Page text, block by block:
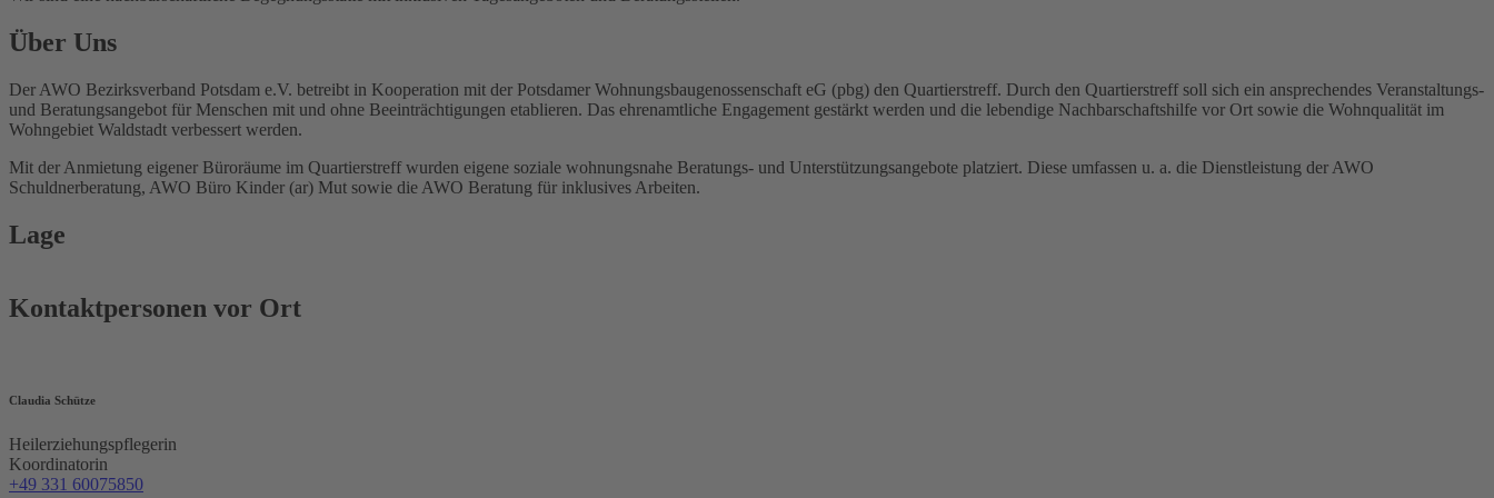
Über Uns
Der AWO Bezirksverband Potsdam e.V. betreibt in Kooperation mit der Potsdamer Wohnungsbaugenossenschaft eG (pbg) den Quartierstreff. Durch den Quartierstreff soll sich ein ansprechendes Veranstaltungs-
und Beratungsangebot für Menschen mit und ohne Beeinträchtigungen etablieren. Das ehrenamtliche Engagement gestärkt werden und die lebendige Nachbarschaftshilfe vor Ort sowie die Wohnqualität im
Wohngebiet Waldstadt verbessert werden.
Mit der Anmietung eigener Büroräume im Quartierstreff wurden eigene soziale wohnungsnahe Beratungs- und Unterstützungsangebote platziert. Diese umfassen u. a. die Dienstleistung der AWO
Schuldnerberatung, AWO Büro Kinder (ar) Mut sowie die AWO Beratung für inklusives Arbeiten.
Lage
Kontaktpersonen vor Ort
Claudia Schütze
Heilerziehungspflegerin
Koordinatorin
+49 331 60075850